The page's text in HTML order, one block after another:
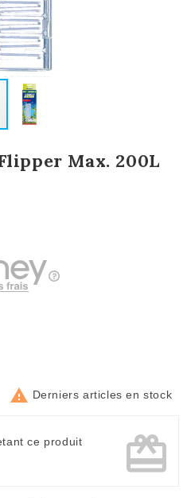
Max. 200L
 Derniers articles en stock
ce produit
card_giftcard